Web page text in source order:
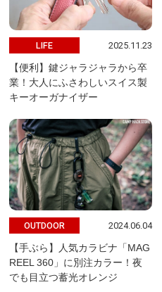
LIFE 2025.11.23
【便利】鍵ジャラジャラから卒
業！大人にふさわしいスイス製
キーオーガナイザー
OUTDOOR 2024.06.04
【手ぶら】人気カラビナ「MAG
REEL 360」に別注カラー！夜
でも目立つ蓄光オレンジ